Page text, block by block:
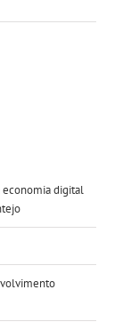
economia digital